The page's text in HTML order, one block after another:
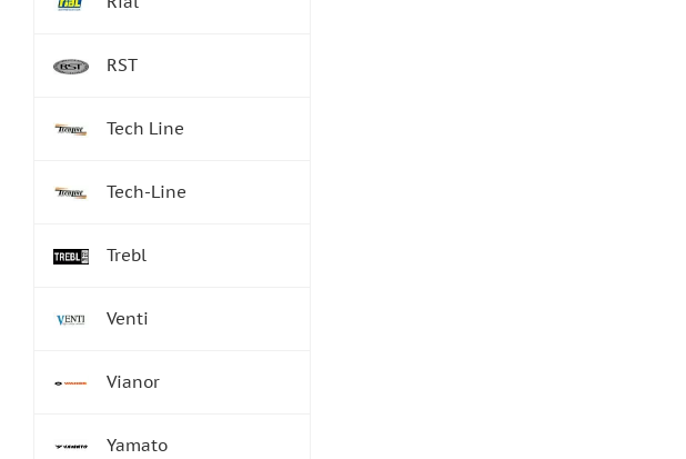
RST
Tech Line
Tech-Line
Trebl
Venti
Vianor
Yamato